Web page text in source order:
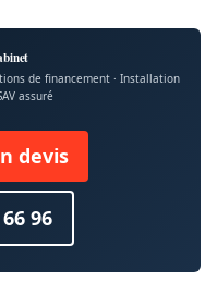
de financement · Installation
assuré
devis
96